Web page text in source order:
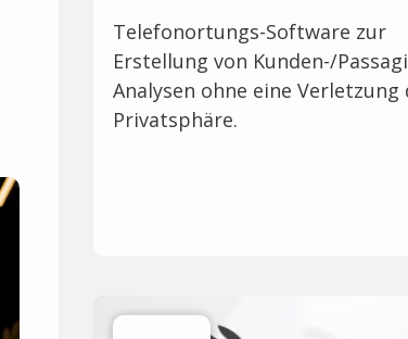
Telefonortungs-Software zur
Erstellung von Kunden-/
Analysen ohne eine Verletzung
Privatsphäre.